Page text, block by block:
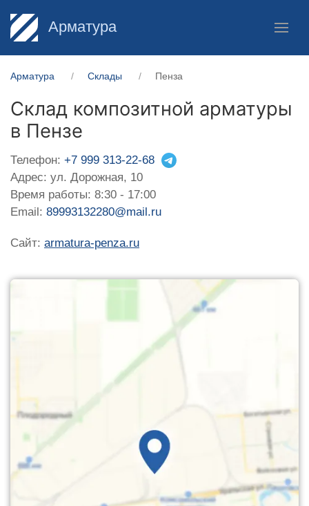
Арматура
Арматура Склады Пенза
Склад композитной арматуры
в Пензе
Телефон: +7 999 313-22-68
Адрес: ул. Дорожная, 10
Время работы: 8:30 - 17:00
Email: 89993132280@mail.ru
Сайт: armatura-penza.ru